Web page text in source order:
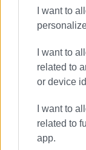
I want to
I want to
related to
or device
I want to
related to
app.
ΕΛΕΝΗ
Εργάζεται
1990 σε
δημόσιες